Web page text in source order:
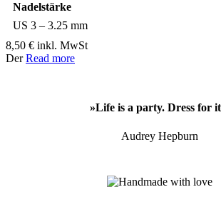
Nadelstärke
US 3 – 3.25 mm
8,50 € inkl. MwSt
DerRead more
»Life is a party. Dress for
Audrey Hepburn